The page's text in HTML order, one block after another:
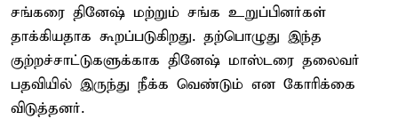
சங்கரை தினேஷ் மற்றும் சங்க உறுப்பினர்கள்
தாக்கியதாக கூறப்படுகிறது. தற்பொழுது இந்த
குற்றச்சாட்டுகளுக்காக தினேஷ் மாஸ்டரை தலைவர்
பதவியில் இருந்து நீக்க வெண்டும் என கோரிக்கை
விடுத்தனர்.